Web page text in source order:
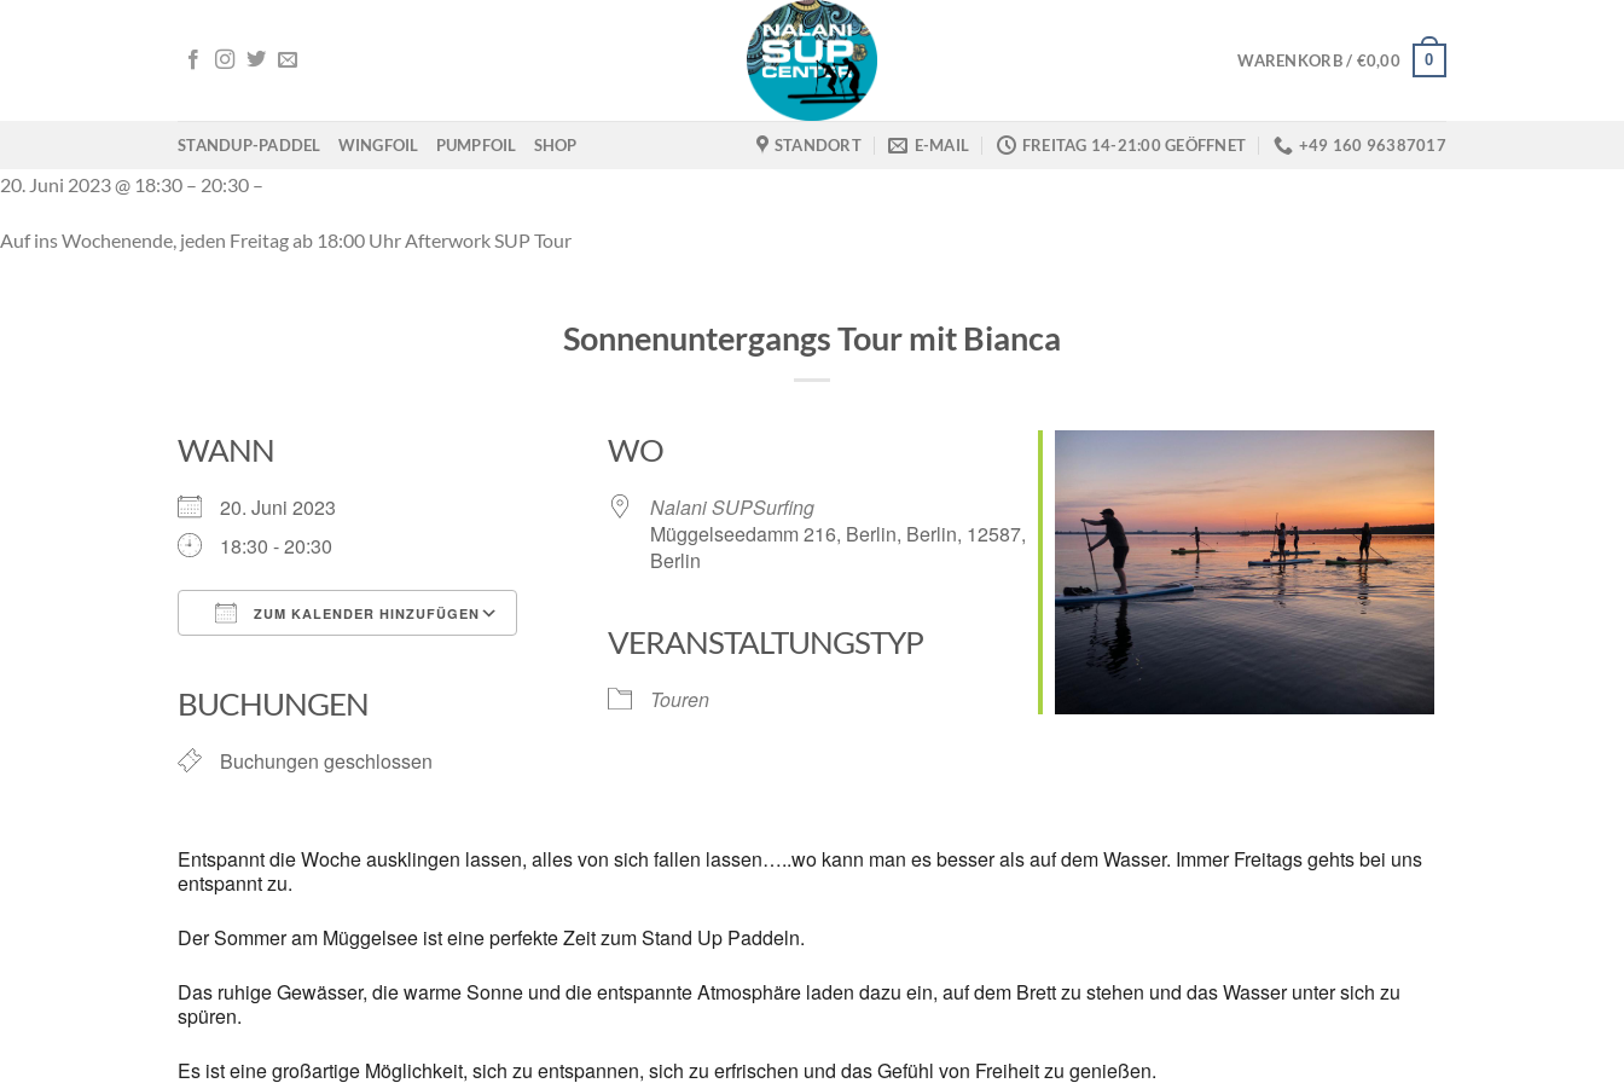
WARENKORB / €0,00 0
STANDUP-PADDEL WINGFOIL PUMPFOIL SHOP STANDORT E-MAIL FREITAG 14-21:00 GEÖFFNET +49 160 96387017
20. Juni 2023 @ 18:30 – 20:30 –
Auf ins Wochenende, jeden Freitag ab 18:00 Uhr Afterwork SUP Tour
Sonnenuntergangs Tour mit Bianca
WANN
20. Juni 2023
18:30 - 20:30
ZUM KALENDER HINZUFÜGEN
Google Kalender iCalendar Office 365
BUCHUNGEN
Buchungen geschlossen
WO
Nalani SUPSurfing
Müggelseedamm 216, Berlin, Berlin, 12587,
Berlin
VERANSTALTUNGSTYP
Touren
Entspannt die Woche ausklingen lassen, alles von sich fallen lassen…..wo kann man es besser als auf dem Wasser. Immer Freitags gehts bei uns
entspannt zu.
Der Sommer am Müggelsee ist eine perfekte Zeit zum Stand Up Paddeln.
Das ruhige Gewässer, die warme Sonne und die entspannte Atmosphäre laden dazu ein, auf dem Brett zu stehen und das Wasser unter sich zu
spüren.
Es ist eine großartige Möglichkeit, sich zu entspannen, sich zu erfrischen und das Gefühl von Freiheit zu genießen.